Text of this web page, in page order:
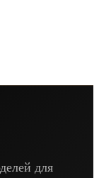
для